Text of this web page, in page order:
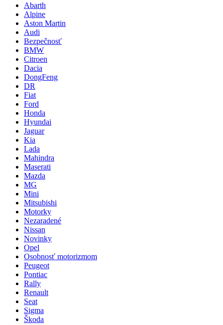
Abarth
Alpine
Aston Martin
Audi
Bezpečnosť
BMW
Citroen
Dacia
DongFeng
DR
Fiat
Ford
Honda
Hyundai
Jaguar
Kia
Lada
Mahindra
Maserati
Mazda
MG
Mini
Mitsubishi
Motorky
Nezaradené
Nissan
Novinky
Opel
Osobnosť motorizmom
Peugeot
Pontiac
Rally
Renault
Seat
Sigma
Škoda